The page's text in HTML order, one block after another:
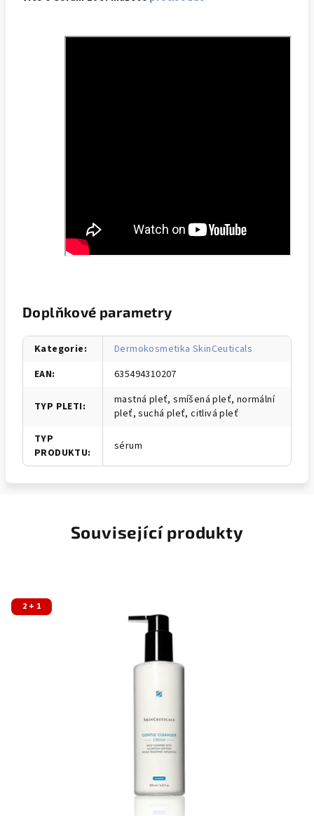
Doplňkové parametry
Kategorie:
Dermokosmetika SkinCeuticals
EAN: 635494310207
TYP PLETI:
mastná pleť, smíšená pleť, normální
pleť, suchá pleť, citlivá pleť
TYP
PRODUKTU: sérum
Související produkty
2 + 1